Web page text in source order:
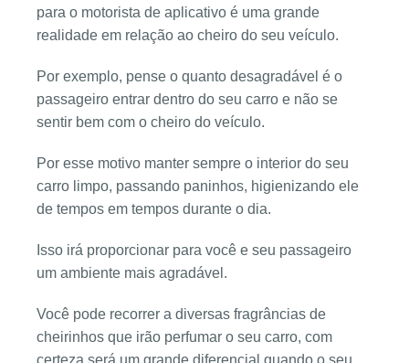
para o motorista de aplicativo é uma grande
realidade em relação ao cheiro do seu veículo.
Por exemplo, pense o quanto desagradável é o
passageiro entrar dentro do seu carro e não se
sentir bem com o cheiro do veículo.
Por esse motivo manter sempre o interior do seu
carro limpo, passando paninhos, higienizando ele
de tempos em tempos durante o dia.
Isso irá proporcionar para você e seu passageiro
um ambiente mais agradável.
Você pode recorrer a diversas fragrâncias de
cheirinhos que irão perfumar o seu carro, com
certeza será um grande diferencial quando o seu